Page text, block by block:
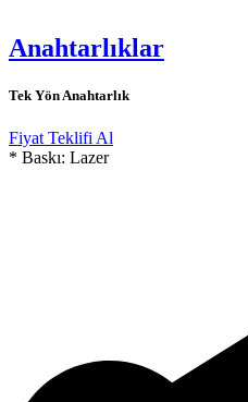
Anahtarlıklar
Tek Yön Anahtarlık
Fiyat Teklifi Al
* Baskı: Lazer